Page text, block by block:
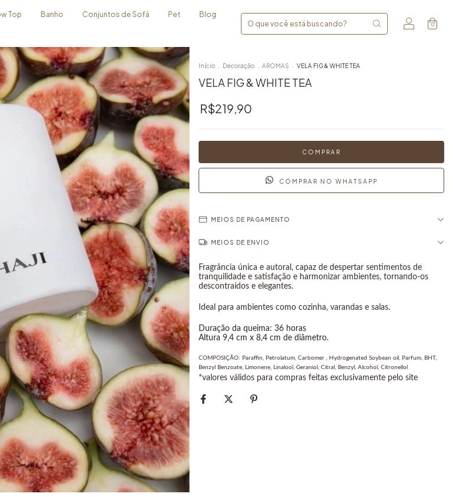
Top Banho Conjuntos de Sofá Pet
Blog
0
Início Decoração AROMAS VELA FIG & WHITE TEA
VELA FIG & WHITE TEA
R$219,90
COMPRAR NO WHATSAPP
MEIOS DE PAGAMENTO
MEIOS DE ENVIO
Fragrância única e autoral, capaz de despertar sentimentos de
tranquilidade e satisfação e harmonizar ambientes, tornando-os
descontraídos e elegantes.
Ideal para ambientes como cozinha, varandas e salas.
Duração da queima: 36 horas
Altura 9,4 cm x 8,4 cm de diâmetro.
COMPOSIÇÃO: Paraffin, Petrolatum, Carbomer , Hydrogenated Soybean oil, Parfum, BHT,
Benzyl Benzoate, Limonene, Linalool, Geraniol, Citral, Benzyl, Alcohol, Citronellol
*valores válidos para compras feitas exclusivamente pelo site